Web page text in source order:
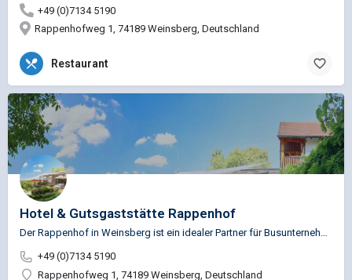
+49 (0)7134 5190
Rappenhofweg 1, 74189 Weinsberg, Deutschland
Restaurant
Hotel & Gutsgaststätte Rappenhof
+49 (0)7134 5190
Rappenhofweg 1, 74189 Weinsberg, Deutschland